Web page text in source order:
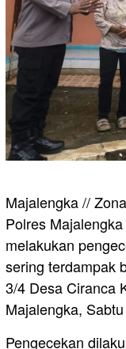
Majalengka //
Polres
melakukan
sering terdampak
3/4 Desa Ciranca
Majalengka,
Pengecekan